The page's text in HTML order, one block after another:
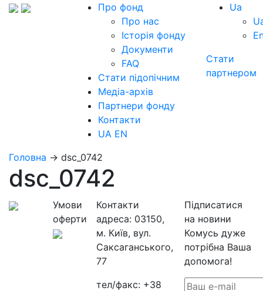
Про фонд
Про нас
Історія фонду
Документи
FAQ
Стати підопічним
Медіа-архів
Партнери фонду
Контакти
UA EN
Ua
Стати
партнером
Головна → dsc_0742
dsc_0742
Умови
оферти
Контакти
адреса: 03150,
м. Київ, вул.
Саксаганського,
77
тел/факс: +38
Підписатися
на новини
Комусь дуже
потрібна Ваша
допомога!